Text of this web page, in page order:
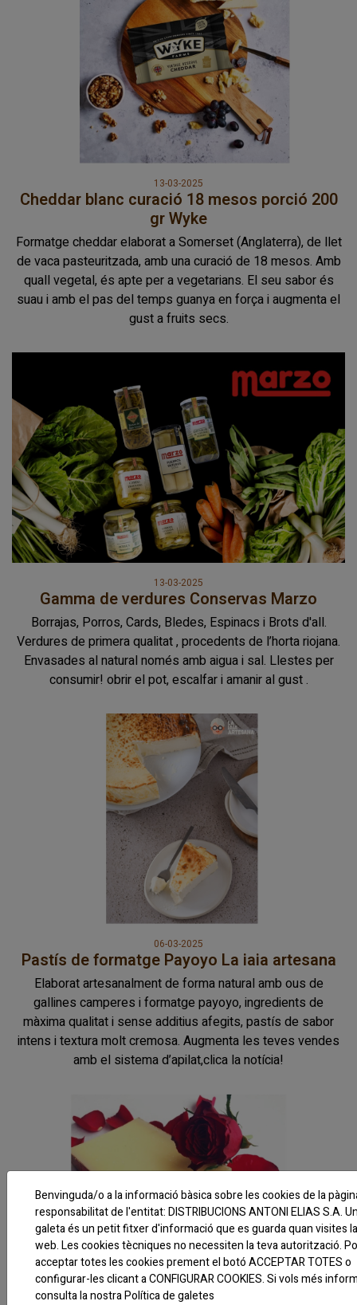
13-03-2025
Cheddar blanc curació 18 mesos porció 200
gr Wyke
Formatge cheddar elaborat a Somerset (Anglaterra), de llet
de vaca pasteuritzada, amb una curació de 18 mesos. Amb
quall vegetal, és apte per a vegetarians. El seu sabor és
suau i amb el pas del temps guanya en força i augmenta el
gust a fruits secs.
13-03-2025
Gamma de verdures Conservas Marzo
Borrajas, Porros, Cards, Bledes, Espinacs i Brots d'all.
Verdures de primera qualitat , procedents de l’horta riojana.
Envasades al natural només amb aigua i sal. Llestes per
consumir! obrir el pot, escalfar i amanir al gust .
06-03-2025
Pastís de formatge Payoyo La iaia artesana
Elaborat artesanalment de forma natural amb ous de
gallines camperes i formatge payoyo, ingredients de
màxima qualitat i sense additius afegits, pastís de sabor
intens i textura molt cremosa. Augmenta les teves vendes
amb el sistema d’apilat,clica la notícia!
Benvinguda/o a la informació bàsica sobre les cookies de la
responsabilitat de l'entitat: DISTRIBUCIONS ANTONI ELIAS S.A.
galeta és un petit fitxer d'informació que es guarda quan visites
web. Les cookies tècniques no necessiten la teva autorització.
acceptar totes les cookies prement el botó ACCEPTAR TOTES o
configurar-les clicant a CONFIGURAR COOKIES. Si vols més
consulta la nostraPolítica de galetes